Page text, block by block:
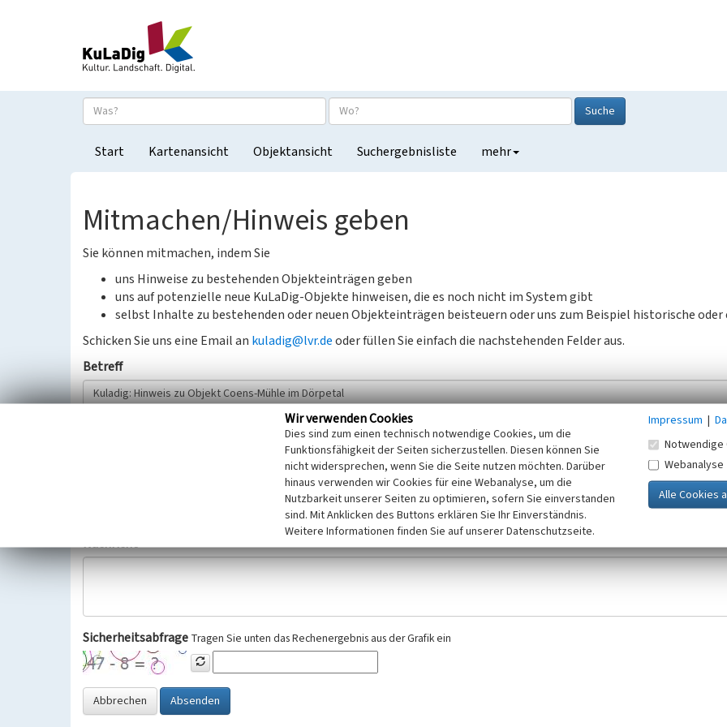
Suche
Start Kartenansicht Objektansicht Suchergebnisliste mehr
Mitmachen/Hinweis geben
Sie können mitmachen, indem Sie
uns Hinweise zu bestehenden Objekteinträgen geben
uns auf potenzielle neue KuLaDig-Objekte hinweisen, die es noch nicht im System gibt
selbst Inhalte zu bestehenden oder neuen Objekteinträgen beisteuern oder uns zum Beispiel historische oder
Schicken Sie uns eine Email an kuladig@lvr.deoder füllen Sie einfach die nachstehenden Felder aus.
Betreff
Wir bitten Sie um freiwillige Angabe Ihres Namens und Ihrer E-Mail-Adresse. Ihre Angaben werden ausschließlich im Rahmen der KuLaDig-
Selbstverständlich werden diese entsprechend der Vorschriften des Telemediengesetzes, des Datenschutzgesetzes NRW und der seit
Datenschutzgrundverordnung (EU-DSGVO) vertraulich behandelt, beachten Sie bitte unsere Hinweise zumDatenschutz
Nachricht
Sicherheitsabfrage Tragen Sie unten das Rechenergebnis aus der Grafik ein
Abbrechen Absenden
Wir verwenden Cookies
Dies sind zum einen technisch notwendige Cookies, um die
Funktionsfähigkeit der Seiten sicherzustellen. Diesen können Sie
nicht widersprechen, wenn Sie die Seite nutzen möchten. Darüber
hinaus verwenden wir Cookies für eine Webanalyse, um die
Nutzbarkeit unserer Seiten zu optimieren, sofern Sie einverstanden
sind. Mit Anklicken des Buttons erklären Sie Ihr Einverständnis.
Weitere Informationen finden Sie auf unserer Datenschutzseite.
Impressum |
Notwendige
Webanalyse